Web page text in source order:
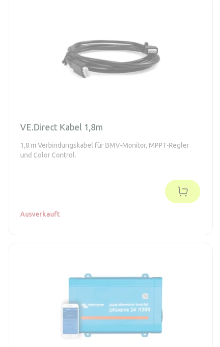
VE.Direct Kabel 1,8m
1,8 m Verbindungskabel für BMV-Monitor, MPPT-Regler
und Color Control.
Ausverkauft